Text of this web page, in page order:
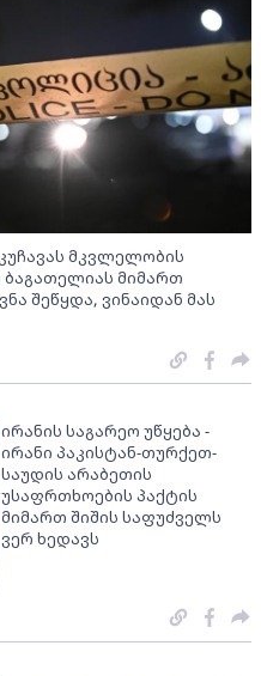
მკვლელობის
მიმართ
შეწყდა, ვინაიდან მას
ირანის საგარეო უწყება -
ირანი პაკისტან-თურქეთ-
საუდის არაბეთის
უსაფრთხოების პაქტის
მიმართ შიშის საფუძველს
ვერ ხედავს